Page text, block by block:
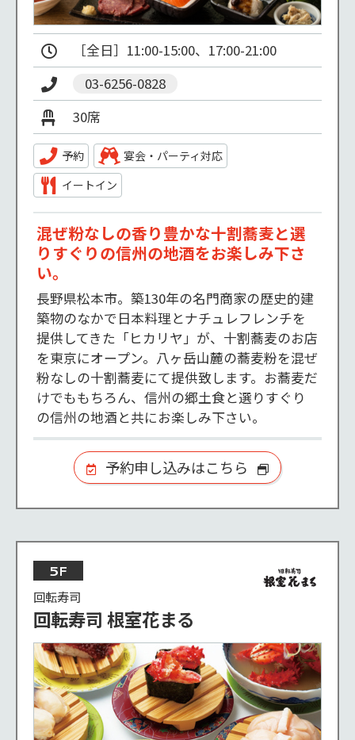
［全日］11:00-15:00、17:00-21:00
03-6256-0828
30席
予約
宴会・パーティ対応
イートイン
混ぜ粉なしの香り豊かな十割蕎麦と選
りすぐりの信州の地酒をお楽しみ下さ
い。
長野県松本市。築130年の名門商家の歴史的建
築物のなかで日本料理とナチュレフレンチを
提供してきた「ヒカリヤ」が、十割蕎麦のお店
を東京にオープン。八ヶ岳山麓の蕎麦粉を混ぜ
粉なしの十割蕎麦にて提供致します。お蕎麦だ
けでももちろん、信州の郷土食と選りすぐり
の信州の地酒と共にお楽しみ下さい。
予約申し込みはこちら
5F
回転寿司
回転寿司 根室花まる